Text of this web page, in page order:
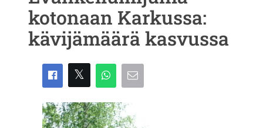
kotonaan Karkussa:
kävijämäärä kasvussa